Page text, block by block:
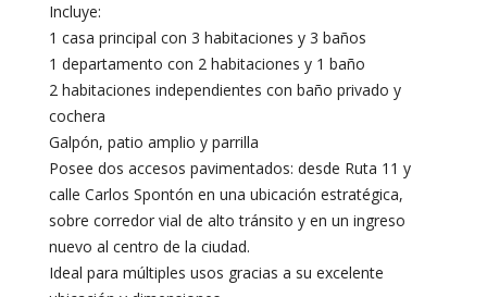
Incluye:
1 casa principal con 3 habitaciones y 3 baños
1 departamento con 2 habitaciones y 1 baño
2 habitaciones independientes con baño privado y
cochera
Galpón, patio amplio y parrilla
Posee dos accesos pavimentados: desde Ruta 11 y
calle Carlos Spontón en una ubicación estratégica,
sobre corredor vial de alto tránsito y en un ingreso
nuevo al centro de la ciudad.
Ideal para múltiples usos gracias a su excelente